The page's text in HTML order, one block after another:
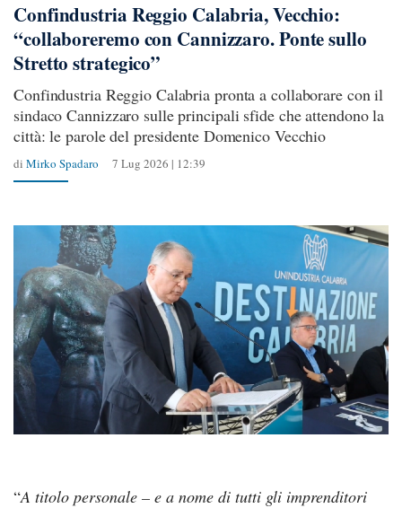
Confindustria Reggio Calabria, Vecchio:
“collaboreremo con Cannizzaro. Ponte sullo
Stretto strategico”
Confindustria Reggio Calabria pronta a collaborare con il
sindaco Cannizzaro sulle principali sfide che attendono la
città: le parole del presidente Domenico Vecchio
di Mirko Spadaro 7 Lug 2026 | 12:39
“A titolo personale – e a nome di tutti gli imprenditori